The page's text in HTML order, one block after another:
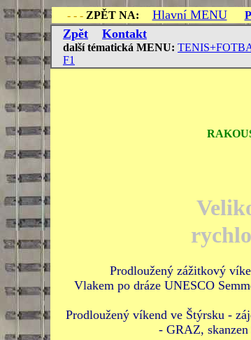
- - -ZPĚT NA: Hlavní MENU
Zpět
Kontakt
dalšítématická MENU:
F1
Prodloužený zážitkový
Vlakem po dráze UNESCO
Prodloužený víkend ve Štýrsku -
- GRAZ,